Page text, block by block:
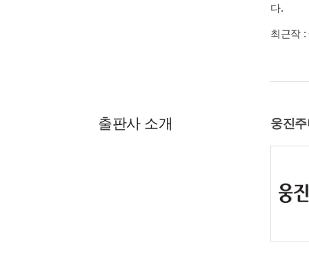
다.
최근작 :
출판사 소개 웅진